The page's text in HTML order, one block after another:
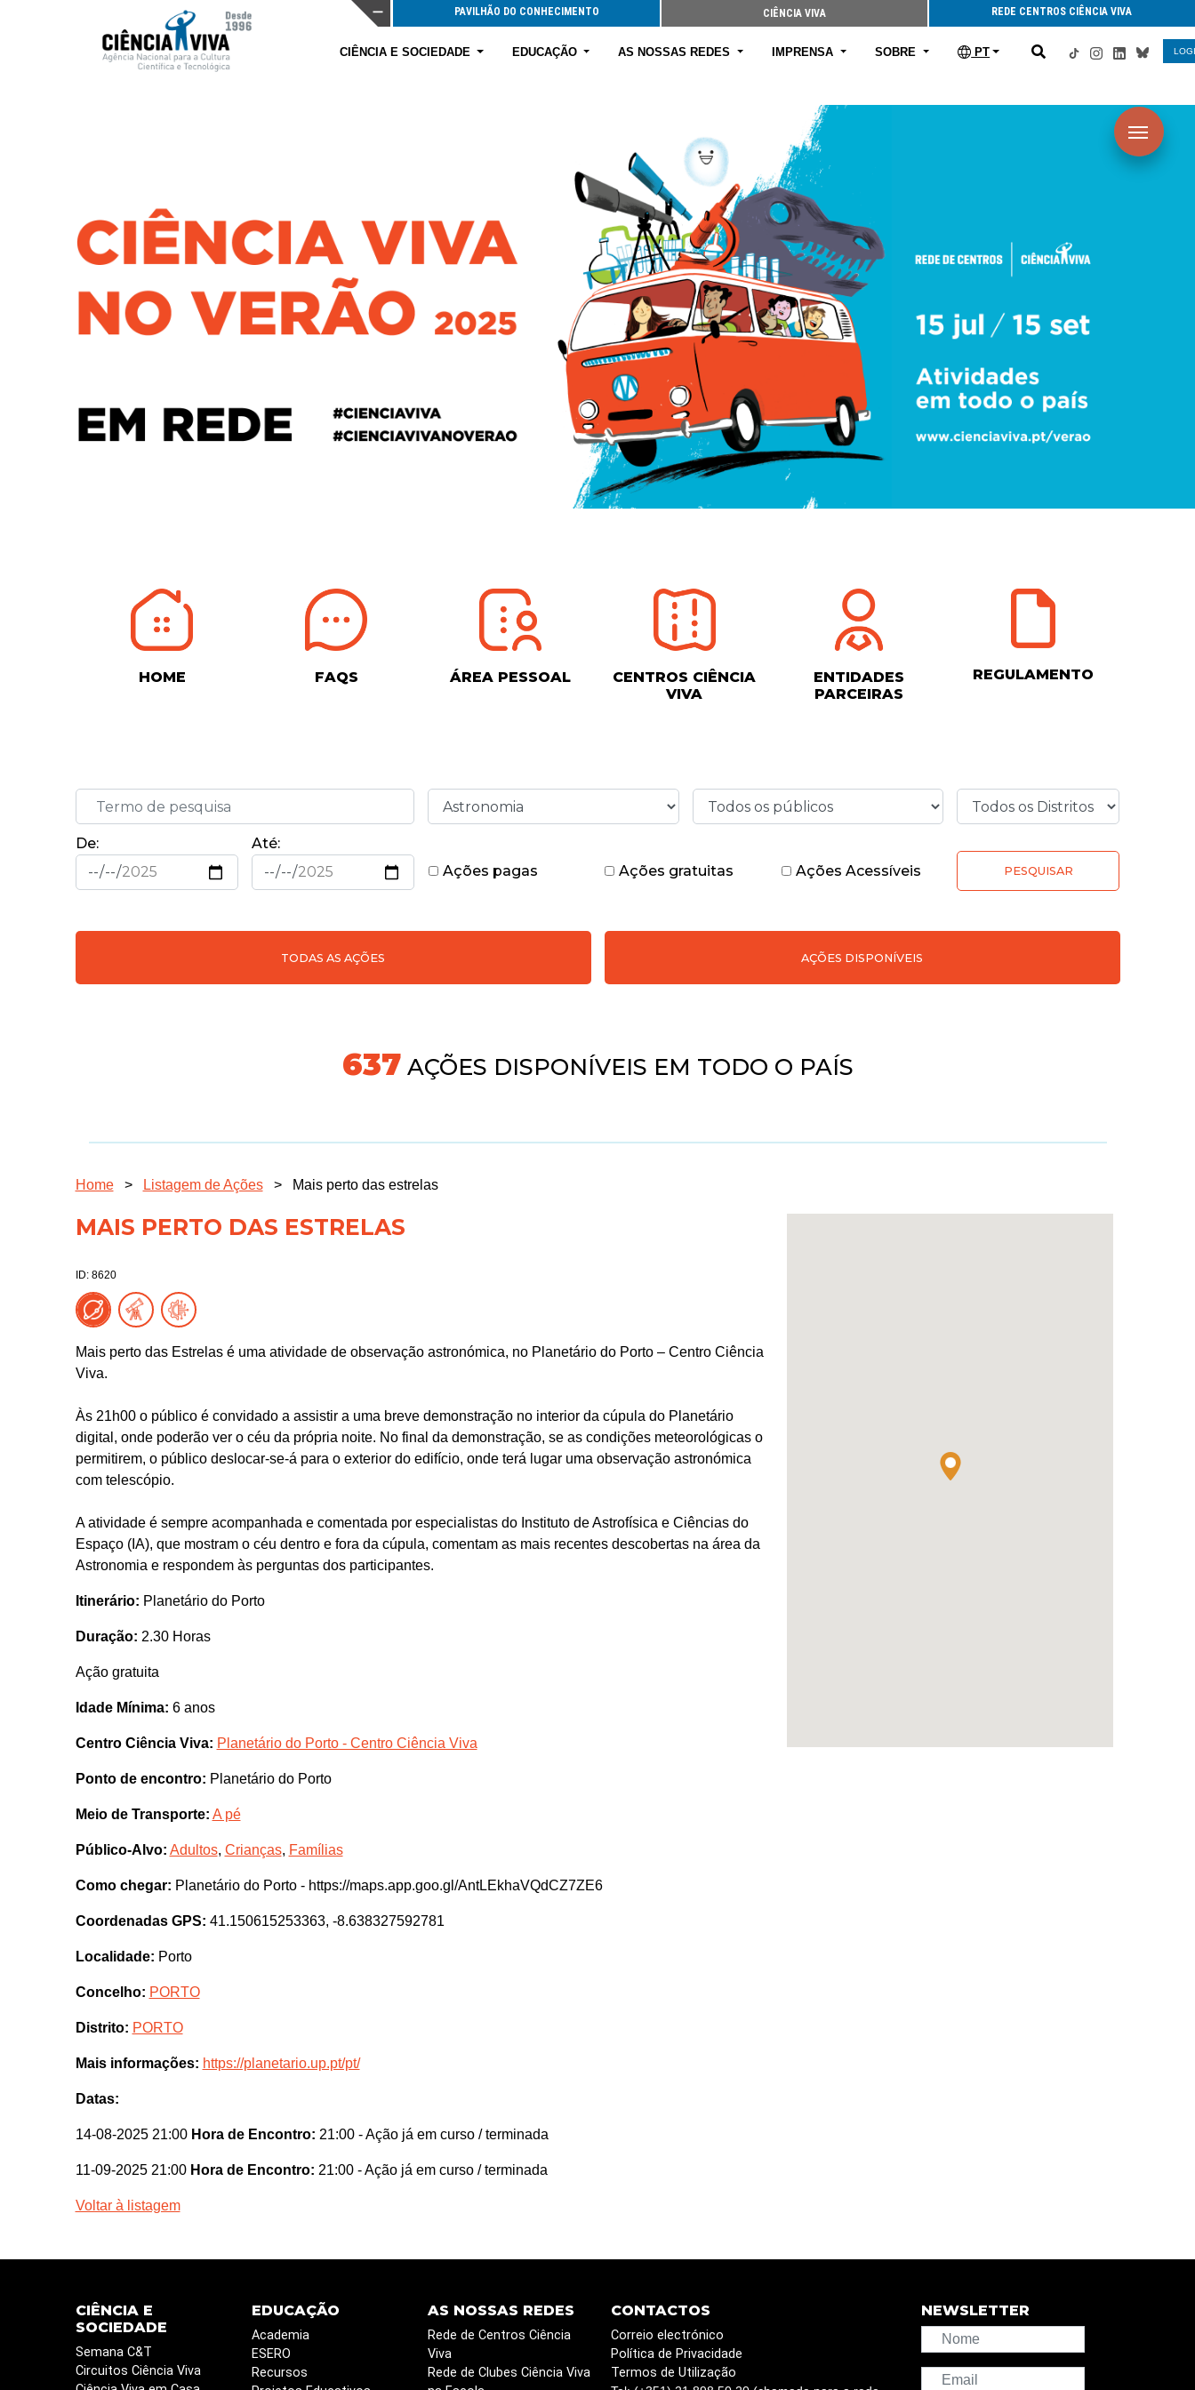
PAVILHÃO DO CONHECIMENTO CIÊNCIA VIVA REDE CENTROS CIÊNCIA VIVA
CIÊNCIA E SOCIEDADE EDUCAÇÃO AS NOSSAS REDES IMPRENSA SOBRE PT
HOME FAQS ÁREA PESSOAL
CENTROS CIÊNCIA
VIVA
ENTIDADES
PARCEIRAS
REGULAMENTO
De:
Até:
Ações pagas
Ações gratuitas Ações Acessíveis PESQUISAR
TODAS AS AÇÕES AÇÕES DISPONÍVEIS
704 AÇÕES DISPONÍVEIS EM TODO O PAÍS
Home > Listagem de Ações > Mais perto das estrelas
MAIS PERTO DAS ESTRELAS
ID: 8620
Mais perto das Estrelas é uma atividade de observação astronómica, no Planetário do Porto – Centro Ciência
Viva.
Às 21h00 o público é convidado a assistir a uma breve demonstração no interior da cúpula do Planetário
digital, onde poderão ver o céu da própria noite. No final da demonstração, se as condições meteorológicas o
permitirem, o público deslocar-se-á para o exterior do edifício, onde terá lugar uma observação astronómica
com telescópio.
A atividade é sempre acompanhada e comentada por especialistas do Instituto de Astrofísica e Ciências do
Espaço (IA), que mostram o céu dentro e fora da cúpula, comentam as mais recentes descobertas na área da
Astronomia e respondem às perguntas dos participantes.
Itinerário: Planetário do Porto
Duração: 2.30 Horas
Ação gratuita
Idade Mínima: 6 anos
Centro Ciência Viva: Planetário do Porto - Centro Ciência Viva
Ponto de encontro: Planetário do Porto
Meio de Transporte: A pé
Público-Alvo: Adultos, Crianças, Famílias
Como chegar: Planetário do Porto - https://maps.app.goo.gl/AntLEkhaVQdCZ7ZE6
Coordenadas GPS: 41.150615253363, -8.638327592781
Localidade: Porto
Concelho: PORTO
Distrito: PORTO
Mais informações: https://planetario.up.pt/pt/
Datas:
14-08-2025 21:00 Hora de Encontro: 21:00 - Ação já em curso / terminada
11-09-2025 21:00 Hora de Encontro: 21:00 - Ação já em curso / terminada
Voltar à listagem
CIÊNCIA E
SOCIEDADE
Semana C&T
Circuitos Ciência Viva
EDUCAÇÃO
Academia
ESERO
Recursos
AS NOSSAS REDES
Rede de Centros Ciência
Viva
Rede de Clubes Ciência Viva
CONTACTOS
Correio electrónico
Política de Privacidade
Termos de Utilização
NEWSLETTER